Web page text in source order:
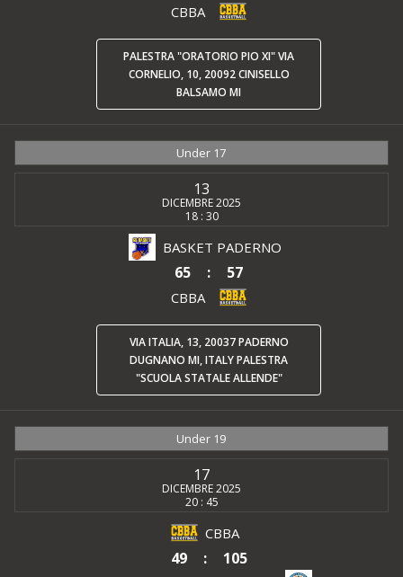
CBBA
PALESTRA "ORATORIO PIO XI" VIA
CORNELIO, 10, 20092 CINISELLO
BALSAMO MI
Under 17
13
DICEMBRE 2025
18 : 30
BASKET PADERNO
65 : 57
CBBA
VIA ITALIA, 13, 20037 PADERNO
DUGNANO MI, ITALY PALESTRA
"SCUOLA STATALE ALLENDE"
Under 19
17
DICEMBRE 2025
20 : 45
CBBA
49 : 105